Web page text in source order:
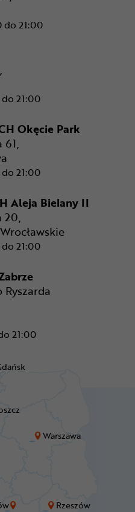
Rzeszów
Warszawa
21:00
Poznań - M1 Poznań
21:00
Okęcie Park
61,
21:00
Warszawa - CH Okęcie
Aleja Bielany II
20,
21:00
Wrocław - CH Aleja
21:00
Zabrze - M1 Zabrze